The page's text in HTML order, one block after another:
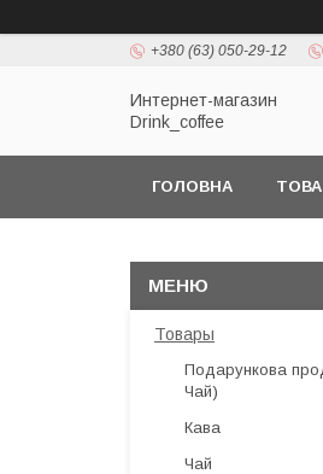
+380 (63) 050-29-12
Интернет-магазин
Drink_coffee
ГОЛОВНА
Товары
Подарункова
Чай)
Кава
Чай